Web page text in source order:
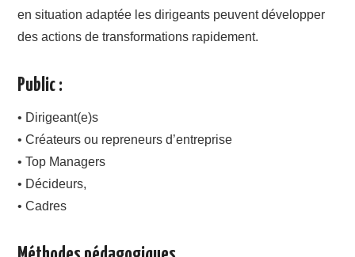
en situation adaptée les dirigeants peuvent développer
des actions de transformations rapidement.
Public :
• Dirigeant(e)s
• Créateurs ou repreneurs d’entreprise
• Top Managers
• Décideurs,
• Cadres